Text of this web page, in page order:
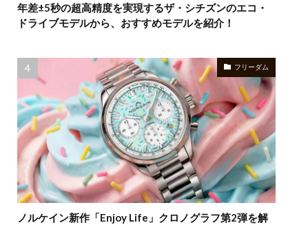
年差±5秒の超高精度を実現するザ・シチズンのエコ・
ドライブモデルから、おすすめモデルを紹介！
フリーダム
ノルケイン新作「Enjoy Life」クロノグラフ第2弾を解